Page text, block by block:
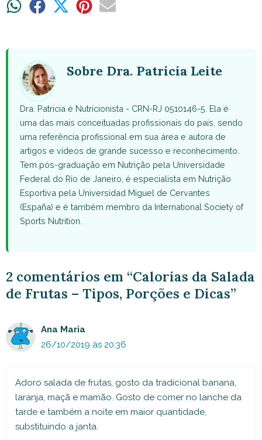
ShareShare ShareShareShare
Sobre Dra. Patricia Leite
Dra. Patricia é Nutricionista - CRN-RJ 0510146-5. Ela é
uma das mais conceituadas profissionais do país, sendo
uma referência profissional em sua área e autora de
artigos e vídeos de grande sucesso e reconhecimento.
Tem pós-graduação em Nutrição pela Universidade
Federal do Rio de Janeiro, é especialista em Nutrição
Esportiva pela Universidad Miguel de Cervantes
(España) e é também membro da International Society of
Sports Nutrition.
2 comentários em “Calorias da Salada
de Frutas – Tipos, Porções e Dicas”
Ana Maria
26/10/2019 às 20:36
Adoro salada de frutas, gosto da tradicional banana,
laranja, maçã e mamão. Gosto de comer no lanche da
tarde e também a noite em maior quantidade,
substituindo a janta.